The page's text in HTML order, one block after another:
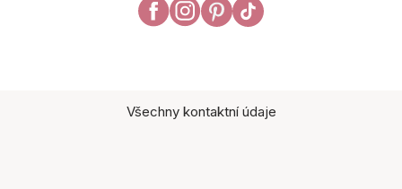
Všechny kontaktní údaje